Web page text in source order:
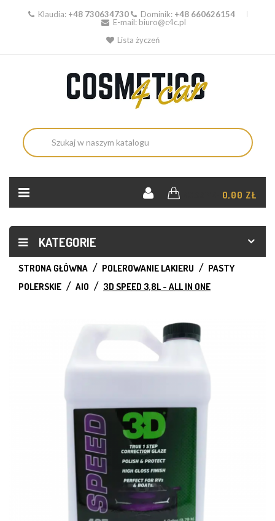
Klaudia: +48 730634730 Dominik: +48 660626154
E-mail: biuro@c4c.pl
Lista życzeń
0,00 ZŁ
KATEGORIE
STRONA GŁÓWNA POLEROWANIE LAKIERU
PASTY
POLERSKIE
AIO 3D SPEED 3,8L - ALL IN ONE